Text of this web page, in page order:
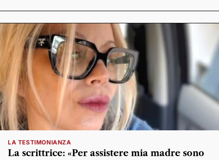
LA TESTIMONIANZA
La scrittrice: «Per assistere mia madre sono